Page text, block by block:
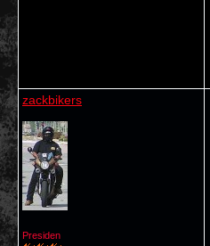
zackbikers
Presiden